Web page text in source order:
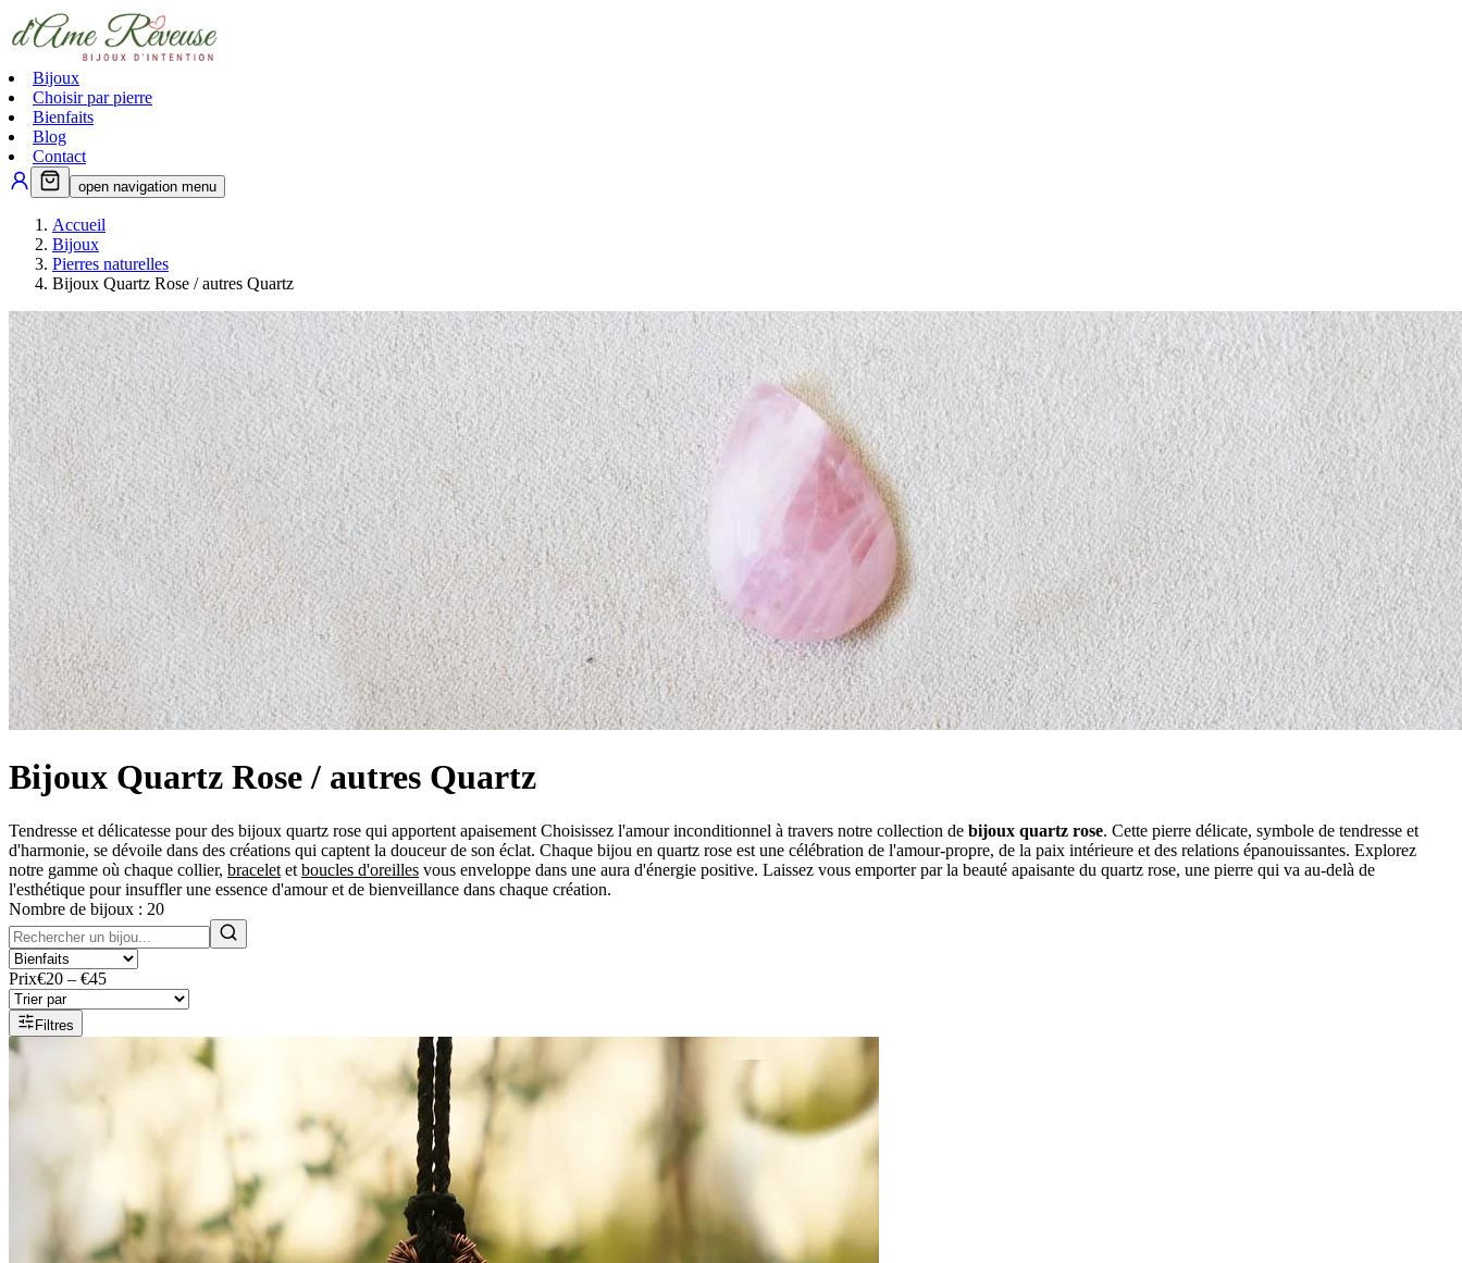
Bijoux
Choisir par pierre
Bienfaits
Blog
Contact
open navigation menu
Accueil
Bijoux
Pierres naturelles
Bijoux Quartz Rose / autres Quartz
Bijoux Quartz Rose / autres Quartz
Tendresse et délicatesse pour des bijoux quartz rose qui apportent apaisement Choisissez l'amour inconditionnel à travers notre collection de bijoux quartz rose. Cette pierre délicate, symbole de tendresse et
d'harmonie, se dévoile dans des créations qui captent la douceur de son éclat. Chaque bijou en quartz rose est une célébration de l'amour-propre, de la paix intérieure et des relations épanouissantes. Explorez
notre gamme où chaque collier, bracelet et boucles d'oreilles vous enveloppe dans une aura d'énergie positive. Laissez vous emporter par la beauté apaisante du quartz rose, une pierre qui va au-delà de
l'esthétique pour insuffler une essence d'amour et de bienveillance dans chaque création.
Nombre de bijoux : 20
Prix€20 – €45
Filtres